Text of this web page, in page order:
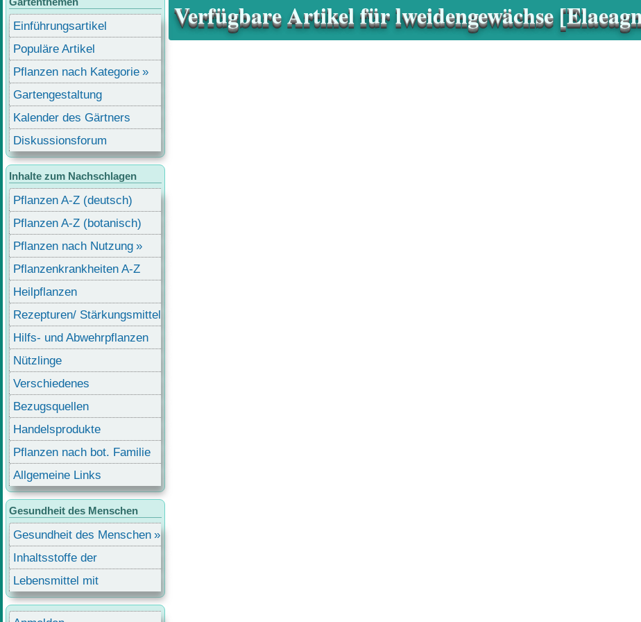
Verfügbare Artikel für lweidengewächse
Einführungsartikel
Populäre Artikel
Pflanzen nach Kategorie
Gartengestaltung
Kalender des Gärtners
Diskussionsforum
Inhalte zum Nachschlagen
Pflanzen A-Z (deutsch)
Pflanzen A-Z (botanisch)
Pflanzen nach Nutzung
Pflanzenkrankheiten A-Z
Heilpflanzen
Rezepturen/ Stärkungsmittel
Hilfs- und Abwehrpflanzen
Nützlinge
Verschiedenes
Bezugsquellen
Handelsprodukte
Pflanzen nach bot. Familie
Allgemeine Links
Gesundheit des Menschen
Gesundheit des Menschen
Inhaltsstoffe der
Lebensmittel
Lebensmittel mit
Inhaltsstoffen
Benutzermenü